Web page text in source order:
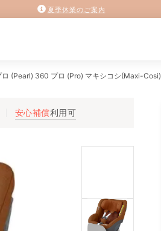
夏季休業のご案内
ロ (Pearl) 360 プロ (Pro) マキシコシ(Maxi-Cosi)
安心補償利用可